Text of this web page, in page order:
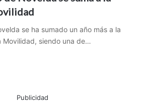
se ha sumado un año más a la
Movilidad, siendo una de…
Publicidad